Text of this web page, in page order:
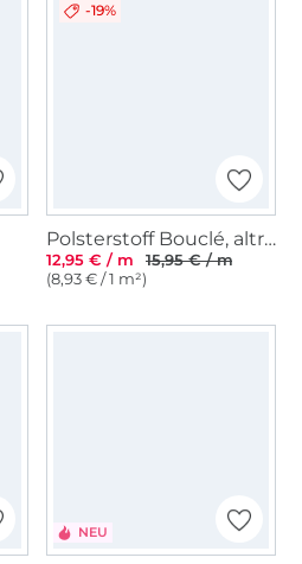
-19%
Polsterstoff Bouclé, altrosé
12,95 € / m
15,95 € / m
(8,93 € / 1 m²)
NEU